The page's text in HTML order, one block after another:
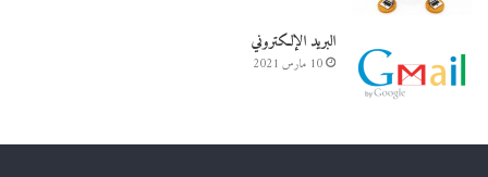
البريد الإلكتروني
10 مارس 2021